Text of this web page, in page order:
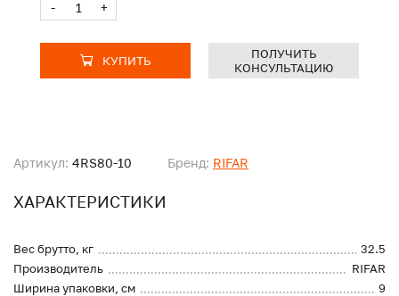
Артикул: 4RS80-10 Бренд: RIFAR
ХАРАКТЕРИСТИКИ
Вес брутто, кг
32.5
Производитель
RIFAR
Ширина упаковки, см
9
- +
КУПИТЬ
ПОЛУЧИТЬ
КОНСУЛЬТАЦИЮ